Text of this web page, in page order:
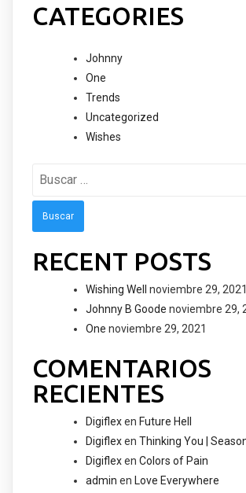
CATEGORIES
Johnny
One
Trends
Uncategorized
Wishes
Buscar:
RECENT POSTS
Wishing Well
noviembre 29, 2021
Johnny B Goode noviembre 29,
One noviembre 29, 2021
COMENTARIOS
RECIENTES
Digiflexen Future Hell
Digiflexen Thinking You |
Digiflexen Colors of Pain
admin en Love Everywhere